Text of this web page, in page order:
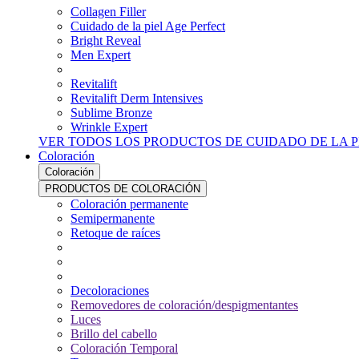
Collagen Filler
Cuidado de la piel Age Perfect
Bright Reveal
Men Expert
Revitalift
Revitalift Derm Intensives
Sublime Bronze
Wrinkle Expert
VER TODOS LOS PRODUCTOS DE CUIDADO DE LA
Coloración
Coloración
PRODUCTOS DE COLORACIÓN
Coloración permanente
Semipermanente
Retoque de raíces
Decoloraciones
Removedores de coloración/despigmentantes
Luces
Brillo del cabello
Coloración Temporal